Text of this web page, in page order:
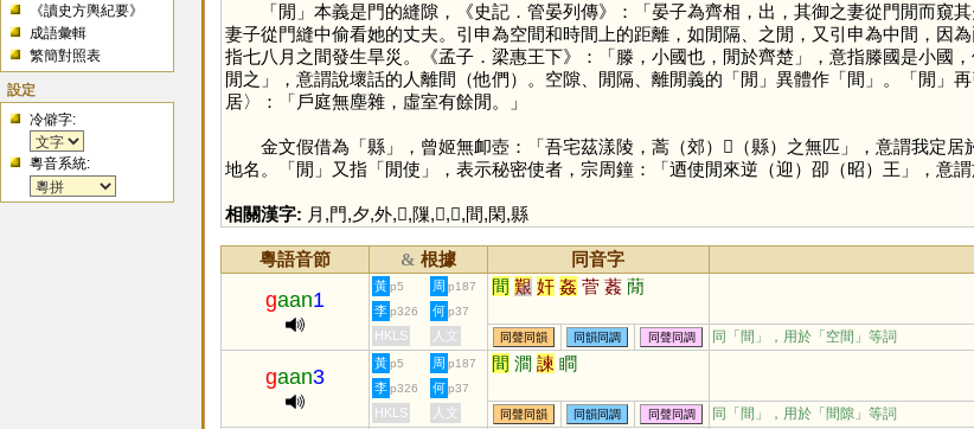
《讀史方輿紀要》
成語彙輯
繁簡對照表
設定
冷僻字:
粵音系統:
「閒 」本義是門的縫隙，《史記．管晏列傳》：「晏子為齊相，出，其御之妻從門閒而窺
妻子從門縫中偷看她的丈夫。引申為空間和時間上的距離，如閒隔、之閒，又引申為中間，因
指七八月之間發生旱災。《孟子．梁惠王下》：「滕，小國也，閒於齊楚」，意指滕國是小國
閒之」，意謂說壞話的人離間（他們）。空隙、閒隔、離閒義的「閒 」異體作「間 」。「閒 」
居〉：「戶庭無塵雜，虛室有餘閒。」
金文假借為「縣」，曾姬無卹壺：「吾宅茲漾陵，蒿（郊）𨳿（縣）之無匹」，意謂我
地名。「閒 」又指「閒使」，表示秘密使者，宗周鐘：「迺使閒來逆（迎）卲（昭）王」，意謂
相關漢字: 月 ,門,夕,外,𨳿,隟,𨻶,𨳢,間,閑,縣
粵語音節 & 根據 同音字
gaan1
黃 p5 周 p187 間 艱 奸 姦 菅 葌 蕑
李 p326 何 p37
HKLS 人文 同聲同韻 同韻同調 同聲同調 同「 間 」，用於「空間」等詞
gaan3
黃 p5 周 p187 間 澗 諫 瞷
李 p326 何 p37
HKLS 人文 同聲同韻 同韻同調 同聲同調 同「 間 」，用於「間隙」等詞